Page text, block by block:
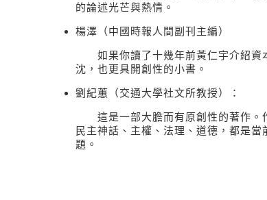
的論述光芒與熱情。
楊澤（中國時報人間副刊主編）
如果你讀了十幾年前黃仁宇介紹資
沈，也更具開創性的小書。
劉紀蕙（交通大學社文所教授）：
這是一部大膽而有原創性的著作。
民主神話、主權、法理、道德，都是
題。